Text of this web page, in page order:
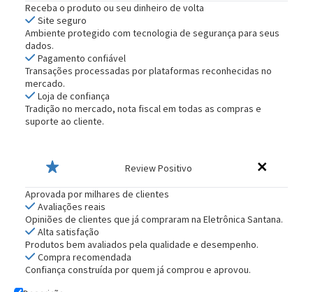
Receba o produto ou seu dinheiro de volta
Site seguro
Ambiente protegido com tecnologia de segurança para seus
dados.
Pagamento confiável
Transações processadas por plataformas reconhecidas no
mercado.
Loja de confiança
Tradição no mercado, nota fiscal em todas as compras e
suporte ao cliente.
Review Positivo
Aprovada por milhares de clientes
Avaliações reais
Opiniões de clientes que já compraram na Eletrônica Santana.
Alta satisfação
Produtos bem avaliados pela qualidade e desempenho.
Compra recomendada
Confiança construída por quem já comprou e aprovou.